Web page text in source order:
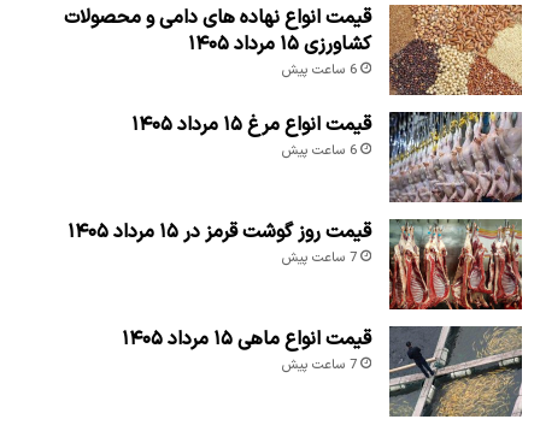
قیمت انواع نهاده های دامی و محصولات
کشاورزی ۱۵ مرداد ۱۴۰۵
6 ساعت پیش
قیمت انواع مرغ ۱۵ مرداد ۱۴۰۵
6 ساعت پیش
قیمت روز گوشت قرمز در ۱۵ مرداد ۱۴۰۵
7 ساعت پیش
قیمت انواع ماهی ۱۵ مرداد ۱۴۰۵
7 ساعت پیش